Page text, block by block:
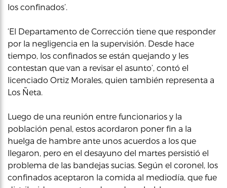
los confinados’.
‘El Departamento de Corrección tiene que responder
por la negligencia en la supervisión. Desde hace
tiempo, los confinados se están quejando y les
contestan que van a revisar el asunto’, contó el
licenciado Ortiz Morales, quien también representa a
Los Ñeta.
Luego de una reunión entre funcionarios y la
población penal, estos acordaron poner fin a la
huelga de hambre ante unos acuerdos a los que
llegaron, pero en el desayuno del martes persistió el
problema de las bandejas sucias. Según el coronel, los
confinados aceptaron la comida al mediodía, que fue